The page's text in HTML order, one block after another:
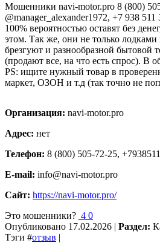
Мошенники navi-motor.pro 8 (800)
@manager_alexander1972, +7 938 511
100% вероятностью оставят без
этом. Так же, они не только
брезгуют и разнообразной бытовой
(продают все, на что есть спрос). В
PS: ищите нужный товар в
маркет, ОЗОН и т.д (так точно не
Организация: navi-motor.pro
Адрес: нет
Телефон: 8 (800) 505-72-25,
E-mail: info@navi-motor.pro
Сайт: https://navi-motor.pro/
Это мошенники? 4 0
Опубликовано 17.02.2026 | Раздел:
Тэги #отзыв |